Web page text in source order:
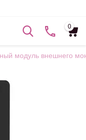
0
модуль внешнего